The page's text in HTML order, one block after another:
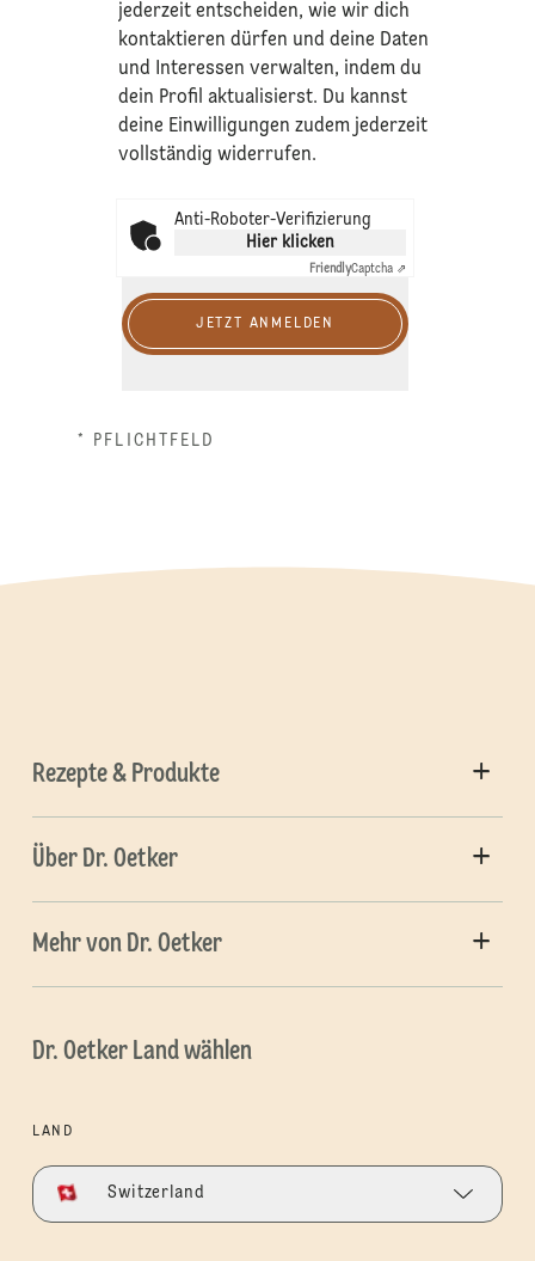
jederzeit entscheiden, wie wir dich
kontaktieren dürfen und deine Daten
und Interessen verwalten, indem du
dein Profil aktualisierst. Du kannst
deine Einwilligungen zudem jederzeit
vollständig widerrufen.
Anti-Roboter-Verifizierung
Hier klicken
FriendlyCaptcha ⇗
JETZT ANMELDEN
* PFLICHTFELD
Rezepte & Produkte
Über Dr. Oetker
Mehr von Dr. Oetker
Dr. Oetker Land wählen
LAND
Switzerland